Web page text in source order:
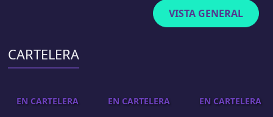
VISTA GENERAL
CARTELERA
EN CARTELERA EN CARTELERA EN CARTELERA